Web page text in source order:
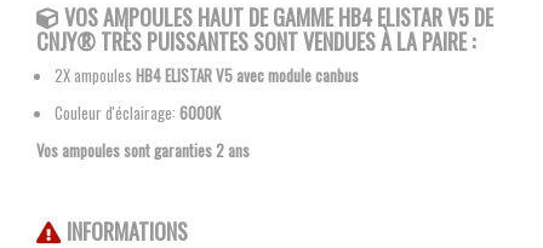
VOS AMPOULESHAUT DE GAMME HB4 ELISTAR V5 DE
CNJY®TRÈS PUISSANTES SONT VENDUES À LA PAIRE :
2X ampoules HB4ELISTAR V5 avec module canbus
Couleur d'éclairage: 6000K
Vos ampoules sont garanties 2 ans
INFORMATIONS